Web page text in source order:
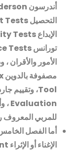
أندرسون
التحصيل
الإبداع
تورانس
الأمور والأقران
مصفوفة بالدوين
Tool، وتقييم
Evaluation،
للمربي المعروف
أما الفصل
الإغناء أو الإثراء